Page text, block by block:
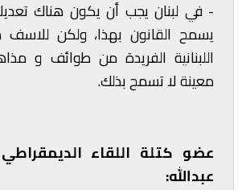
- في لبنان يجب أن يكون هناك
يسمح القانون بهذا، ولكن للاسف
اللبنانية الفريدة من طوائف و
معينة لا تسمح بذلك.
عضو كتلة اللقاء الديمقراطي
عبدالله: